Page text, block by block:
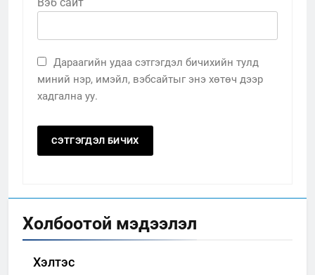
Вэб сайт
Дараагийн удаа сэтгэгдэл бичихийн тулд
миний нэр, имэйл, вэбсайтыг энэ хөтөч дээр
хадгална уу.
Холбоотой мэдээлэл
Хэлтэс